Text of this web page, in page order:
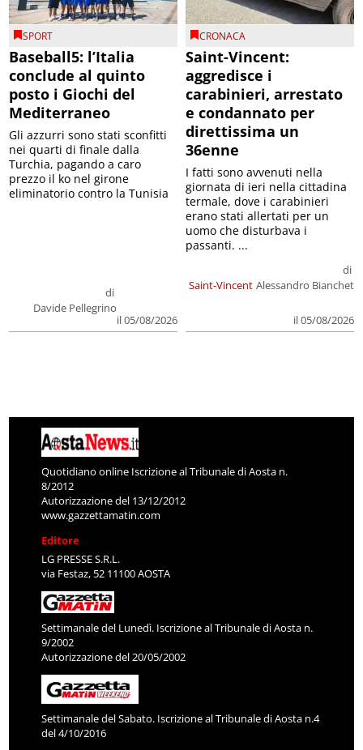
SPORT
Baseball5: l’Italia
conclude al quinto
posto i Giochi del
Mediterraneo
di
Davide Pellegrino
il 05/08/2026
Gli azzurri sono stati sconfitti
nei quarti di finale dalla
Turchia, pagando a caro
prezzo il ko nel girone
eliminatorio contro la Tunisia
CRONACA
Saint-Vincent:
aggredisce i
carabinieri, arrestato
e condannato per
direttissima un
36enne
Saint-Vincent
di
Alessandro Bianchet
il 05/08/2026
I fatti sono avvenuti nella
giornata di ieri nella cittadina
termale, dove i carabinieri
erano stati allertati per un
uomo che disturbava i
passanti. ...
Quotidiano online Iscrizione al Tribunale di Aosta n.
8/2012
Autorizzazione del 13/12/2012
www.gazzettamatin.com
Editore
LG PRESSE S.R.L.
via Festaz, 52 11100 AOSTA
Settimanale del Lunedì. Iscrizione al Tribunale di Aosta n.
9/2002
Autorizzazione del 20/05/2002
Settimanale del Sabato. Iscrizione al Tribunale di Aosta n.4
del 4/10/2016